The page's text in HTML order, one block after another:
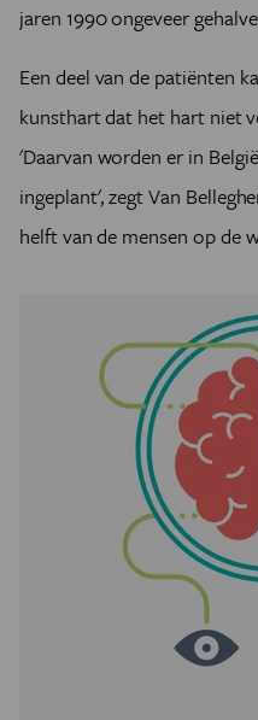
jaren 1990 ongeveer
Een deel van de patiënten
kunsthart dat het hart niet
'Daarvan worden er in
ingeplant', zegt Van
helft van de mensen op de